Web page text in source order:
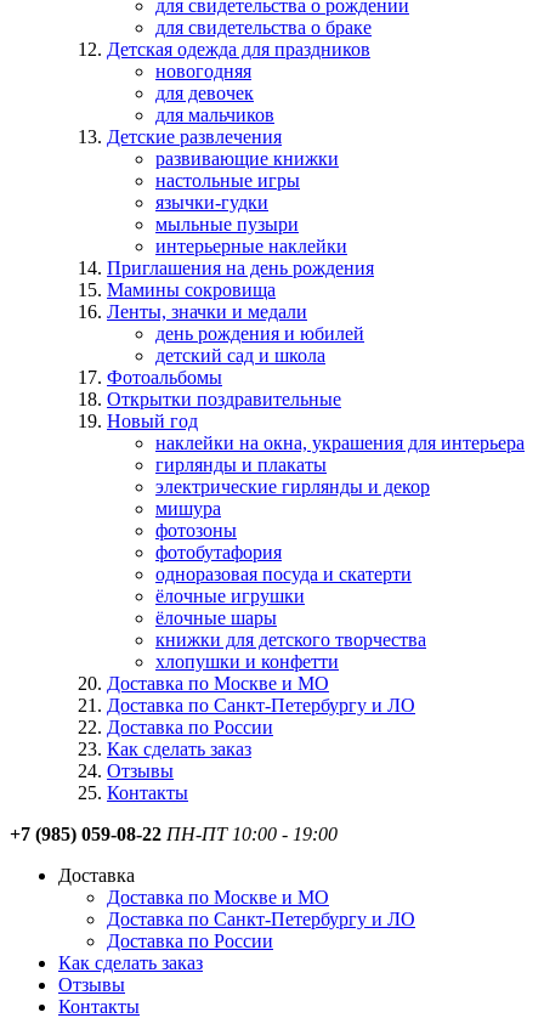
для свидетельства о рождении
для свидетельства о браке
Детская одежда для праздников
новогодняя
для девочек
для мальчиков
Детские развлечения
развивающие книжки
настольные игры
язычки-гудки
мыльные пузыри
интерьерные наклейки
Приглашения на день рождения
Мамины сокровища
Ленты, значки и медали
день рождения и юбилей
детский сад и школа
Фотоальбомы
Открытки поздравительные
Новый год
наклейки на окна, украшения для интерьера
гирлянды и плакаты
электрические гирлянды и декор
мишура
фотозоны
фотобутафория
одноразовая посуда и скатерти
ёлочные игрушки
ёлочные шары
книжки для детского творчества
хлопушки и конфетти
Доставка по Москве и МО
Доставка по Санкт-Петербургу и ЛО
Доставка по России
Как сделать заказ
Отзывы
Контакты
+7 (985) 059-08-22 ПН-ПТ 10:00 - 19:00
Доставка
Доставка по Москве и МО
Доставка по Санкт-Петербургу и ЛО
Доставка по России
Как сделать заказ
Отзывы
Контакты